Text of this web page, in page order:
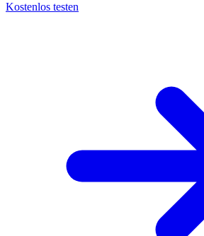
Kostenlos testen